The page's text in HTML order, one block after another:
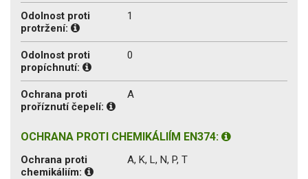
Odolnost proti
protržení:
1
Odolnost proti
propíchnutí:
0
Ochrana proti
proříznutí čepelí:
A
OCHRANA PROTI CHEMIKÁLIÍM EN374:
Ochrana proti
chemikáliím:
A, K, L, N, P, T